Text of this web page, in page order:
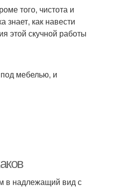
того, чистота и
знает, как навести
этой скучной работы
мебелью, и
в надлежащий вид с